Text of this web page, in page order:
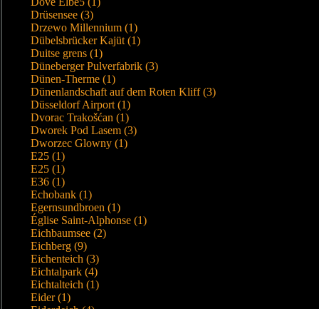
Drüsensee (3)
Drzewo Millennium (1)
Dübelsbrücker Kajüt (1)
Duitse grens (1)
Düneberger Pulverfabrik (3)
Dünen-Therme (1)
Dünenlandschaft auf dem Roten Kliff (3)
Düsseldorf Airport (1)
Dvorac Trakošćan (1)
Dworek Pod Lasem (3)
Dworzec Glowny (1)
E25 (1)
E25 (1)
E36 (1)
Echobank (1)
Egernsundbroen (1)
Église Saint-Alphonse (1)
Eichbaumsee (2)
Eichberg (9)
Eichenteich (3)
Eichtalpark (4)
Eichtalteich (1)
Eider (1)